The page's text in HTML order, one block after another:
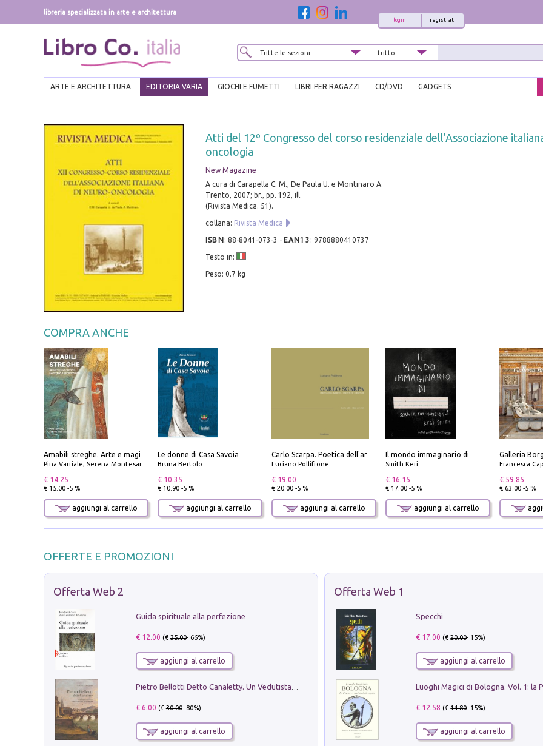
libreria specializzata in arte e architettura
registrati
login
ARTE E ARCHITETTURA EDITORIA VARIA GIOCHI E FUMETTI LIBRI PER RAGAZZI CD/DVD GADGETS
Atti del 12º Congresso del corso residenziale dell'Associazione
oncologia
New Magazine
A cura di Carapella C. M., De Paula U. e Montinaro A.
Trento, 2007; br., pp. 192, ill.
(Rivista Medica. 51).
collana: Rivista Medica
ISBN : 88-8041-073-3 - EAN13 : 9788880410737
Testo in:
Peso: 0.7 kg
COMPRA ANCHE
Amabili streghe. Arte e magie di Leonora Carrington e Remedios Varo
Pina Varriale; Serena Montesarchio
€ 14.25
€ 15.00 -5 %
aggiungi al carrello
Le donne di Casa Savoia
Bruna Bertolo
€ 10.35
€ 10.90 -5 %
aggiungi al carrello
Carlo Scarpa. Poetica dell'arredo. Tavoli e sedie-Poetics of furniture. Tables and chairs. Ediz. bilingue
Luciano Pollifrone
€ 19.00
€ 20.00 -5 %
aggiungi al carrello
Il mondo immaginario di
Smith Keri
€ 16.15
€ 17.00 -5 %
aggiungi al carrello
Francesca
€ 59.85
€ 63.00 -5 %
OFFERTE E PROMOZIONI
Offerta Web 2
Guida spirituale alla perfezione
€ 12.00 (€35.00- 66%)
aggiungi al carrello
Pietro Bellotti Detto Canaletty. Un Vedutista Veneziano nella Francia dell'Ancien Régime
€ 6.00 (€30.00- 80%)
aggiungi al carrello
Offerta Web 1
Specchi
€ 17.00 (€20.00- 15%)
aggiungi al carrello
€ 12.58 (€14.80- 15%)
aggiungi al carrello